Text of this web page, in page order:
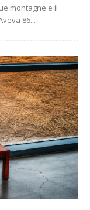
montagne e il
86...